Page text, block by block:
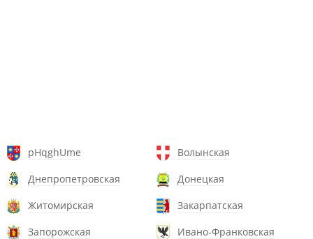
pHqghUme
Волынская
Днепропетровская
Донецкая
Житомирская
Закарпатская
Запорожская
Ивано-Франковская